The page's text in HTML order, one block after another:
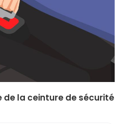
de la ceinture de sécurité